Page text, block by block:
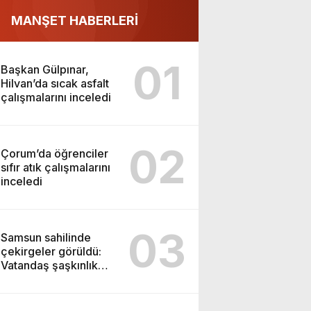
MANŞET HABERLERİ
Başkan Gülpınar,
Hilvan’da sıcak asfalt
çalışmalarını inceledi
01
Çorum’da öğrenciler
sıfır atık çalışmalarını
inceledi
02
Samsun sahilinde
çekirgeler görüldü:
Vatandaş şaşkınlık
03